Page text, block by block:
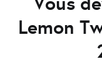
Lemon